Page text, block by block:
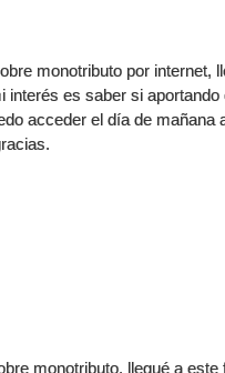
monotributo por internet,
interés es saber si
acceder el día de
monotributo, llegué a